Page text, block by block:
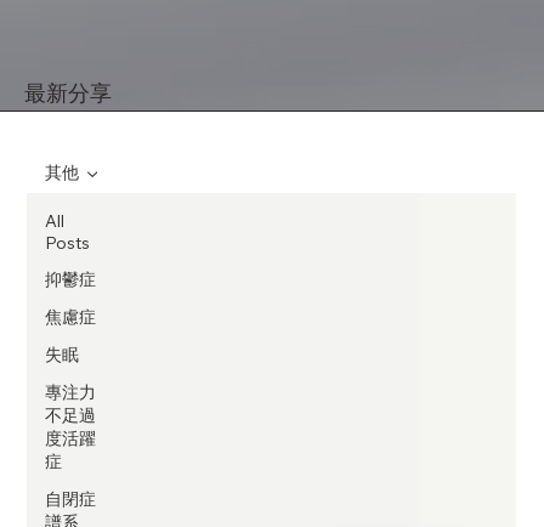
最新分享
All
Posts
抑鬱症
焦慮症
失眠
專注力
不足過
度活躍
症
自閉症
譜系
其他